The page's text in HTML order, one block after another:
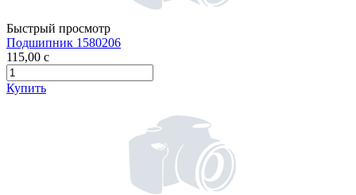
Быстрый просмотр
Подшипник 1580206
115,00 c
Купить